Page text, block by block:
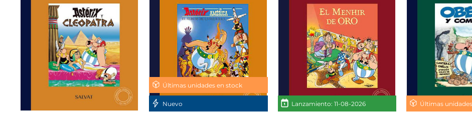
Últimas unidades en stock
Nuevo Lanzamiento: 11-08-2026 Últimas